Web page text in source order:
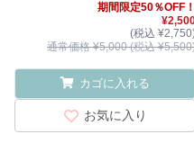
期間限定50％OFF！
(税込
通常価格 ¥5,000 (税込
カゴに入れる
お気に入り